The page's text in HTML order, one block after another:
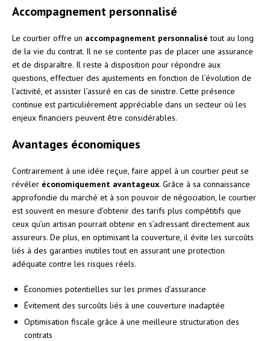
Accompagnement personnalisé
Le courtier offre un accompagnement personnalisé tout au long
de la vie du contrat. Il ne se contente pas de placer une assurance
et de disparaître. Il reste à disposition pour répondre aux
questions, effectuer des ajustements en fonction de l’évolution de
l’activité, et assister l’assuré en cas de sinistre. Cette présence
continue est particulièrement appréciable dans un secteur où les
enjeux financiers peuvent être considérables.
Avantages économiques
Contrairement à une idée reçue, faire appel à un courtier peut se
révéler économiquement avantageux. Grâce à sa connaissance
approfondie du marché et à son pouvoir de négociation, le courtier
est souvent en mesure d’obtenir des tarifs plus compétitifs que
ceux qu’un artisan pourrait obtenir en s’adressant directement aux
assureurs. De plus, en optimisant la couverture, il évite les surcoûts
liés à des garanties inutiles tout en assurant une protection
adéquate contre les risques réels.
Économies potentielles sur les primes d’assurance
Évitement des surcoûts liés à une couverture inadaptée
Optimisation fiscale grâce à une meilleure structuration des
contrats